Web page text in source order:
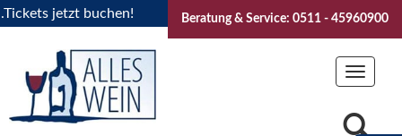
jetzt buchen! "Das Sommerfest 2026" Vive la
Beratung & Service: 0511 - 45960900
Toggle